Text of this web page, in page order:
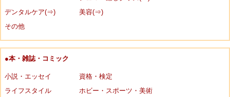
デンタルケア(⇒)
美容(⇒)
その他
●本・雑誌・コミック
小説・エッセイ
資格・検定
ライフスタイル
ホビー・スポーツ・美術